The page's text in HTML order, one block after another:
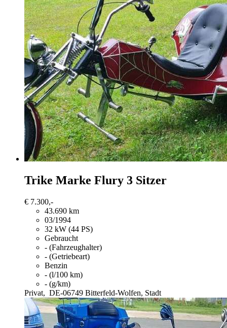
Trike Marke Flury 3 Sitzer
€ 7.300,-
43.690 km
03/1994
32 kW (44 PS)
Gebraucht
- (Fahrzeughalter)
- (Getriebeart)
Benzin
- (l/100 km)
- (g/km)
Privat, DE-06749 Bitterfeld-Wolfen, Stadt